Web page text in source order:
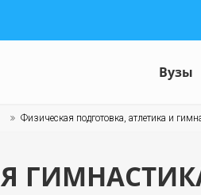
Вузы
Физическая подготовка, атлетика и